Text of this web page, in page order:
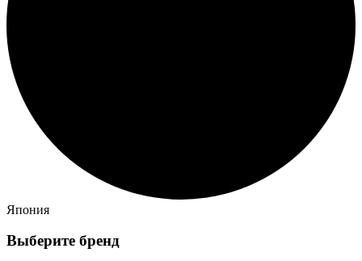
Япония
Выберите бренд